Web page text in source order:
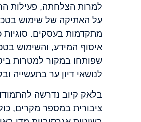
למרות הצלחתה, פעילות
על האתיקה של שימוש
מתקדמות בעסקים. סוגיות
איסוף המידע, והשימוש
שפותחו במקור למטרות
לנושאי דיון ער בתעשייה
בלאק קיוב נדרשה
ציבורית במספר מקרים,